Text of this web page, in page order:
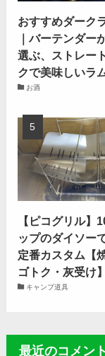
おすすめダーク
｜バーテンダー
選ぶ、ストレー
クで美味しいラ
お酒
【ピコグリル】
ップのダイソー
定番カスタム【
ゴトク・灰受け】
キャンプ道具
最近のコメント